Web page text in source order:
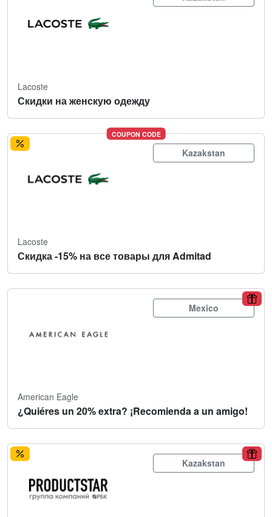
Lacoste
Скидки на женскую одежду
COUPON CODE
Kazakstan
Lacoste
Скидка -15% на все товары для Admitad
Mexico
American Eagle
¿Quiéres un 20% extra? ¡Recomienda a un amigo!
Kazakstan